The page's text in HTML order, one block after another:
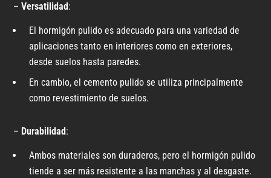
–Versatilidad :
El hormigón pulido es adecuado para una variedad de
aplicaciones tanto en interiores como en exteriores,
desde suelos hasta paredes.
En cambio, el cemento pulido se utiliza principalmente
como revestimiento de suelos.
– Durabilidad :
Ambos materiales son duraderos, pero el hormigón pulido
tiende a ser más resistente a las manchas y al desgaste.